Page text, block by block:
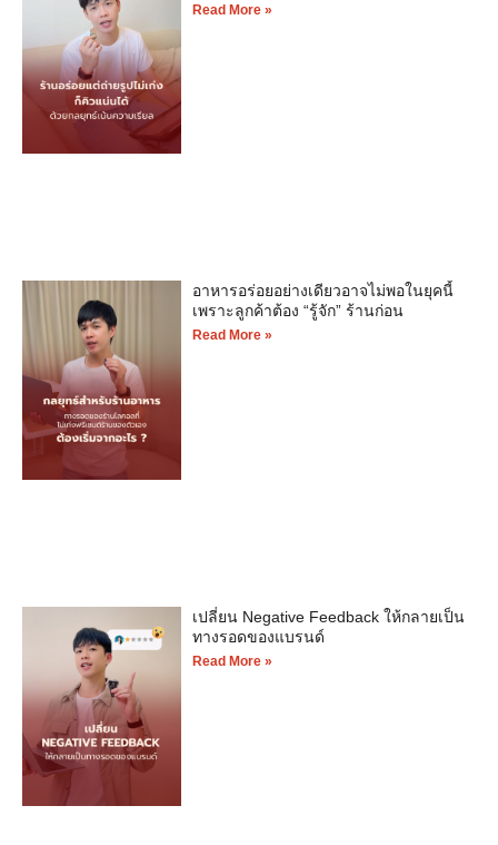
Read More »
อาหารอร่อยอย่างเดียวอาจไม่พอในยุคนี้
เพราะลูกค้าต้อง “รู้จัก” ร้านก่อน
Read More »
เปลี่ยน Negative Feedback ให้กลายเป็น
ทางรอดของแบรนด์
Read More »